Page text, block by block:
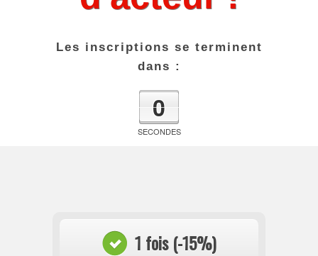
Les inscriptions se terminent
dans :
0
SECONDES
1 fois (-15%)